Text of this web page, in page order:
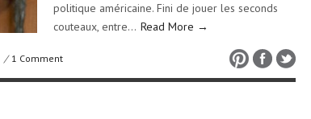
politique américaine. Fini de jouer les seconds
couteaux, entre… Read More →
/ 1 Comment